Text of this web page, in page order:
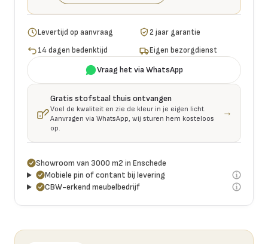
Levertijd op aanvraag
2 jaar garantie
14 dagen bedenktijd
Eigen bezorgdienst
Vraag het via WhatsApp
Gratis stofstaal thuis ontvangen
Voel de kwaliteit en zie de kleur in je eigen licht.
Aanvragen via WhatsApp, wij sturen hem kosteloos
op.
→
Showroom van 3000 m2 in Enschede
Mobiele pin of contant bij levering
CBW-erkend meubelbedrijf